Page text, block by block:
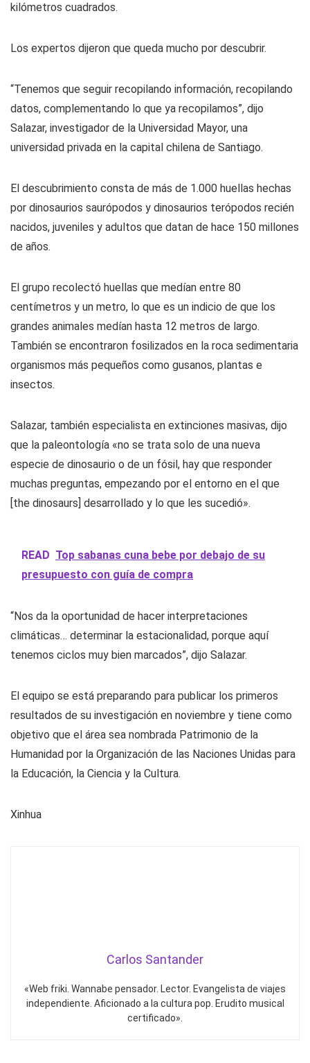
kilómetros cuadrados.
Los expertos dijeron que queda mucho por descubrir.
“Tenemos que seguir recopilando información, recopilando
datos, complementando lo que ya recopilamos”, dijo
Salazar, investigador de la Universidad Mayor, una
universidad privada en la capital chilena de Santiago.
El descubrimiento consta de más de 1.000 huellas hechas
por dinosaurios saurópodos y dinosaurios terópodos recién
nacidos, juveniles y adultos que datan de hace 150 millones
de años.
El grupo recolectó huellas que medían entre 80
centímetros y un metro, lo que es un indicio de que los
grandes animales medían hasta 12 metros de largo.
También se encontraron fosilizados en la roca sedimentaria
organismos más pequeños como gusanos, plantas e
insectos.
Salazar, también especialista en extinciones masivas, dijo
que la paleontología «no se trata solo de una nueva
especie de dinosaurio o de un fósil, hay que responder
muchas preguntas, empezando por el entorno en el que
[the dinosaurs] desarrollado y lo que les sucedió».
READ Top sabanas cuna bebe por debajo de su
presupuesto con guía de compra
“Nos da la oportunidad de hacer interpretaciones
climáticas… determinar la estacionalidad, porque aquí
tenemos ciclos muy bien marcados”, dijo Salazar.
El equipo se está preparando para publicar los primeros
resultados de su investigación en noviembre y tiene como
objetivo que el área sea nombrada Patrimonio de la
Humanidad por la Organización de las Naciones Unidas para
la Educación, la Ciencia y la Cultura.
Xinhua
Carlos Santander
«Web friki. Wannabe pensador. Lector. Evangelista de viajes
independiente. Aficionado a la cultura pop. Erudito musical
certificado».